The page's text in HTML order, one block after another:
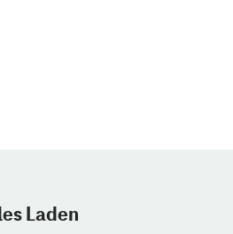
Laden